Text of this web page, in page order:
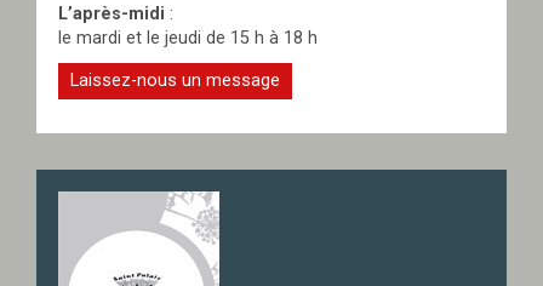
L’après-midi :
le mardi et le jeudi de 15 h à 18 h
Laissez-nous un message